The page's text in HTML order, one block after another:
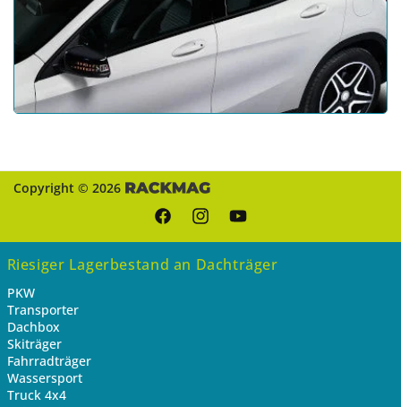
Copyright © 2026
FacebookInstagramYouTube
Riesiger Lagerbestand an Dachträger
PKW
Transporter
Dachbox
Skiträger
Fahrradträger
Wassersport
Truck 4x4